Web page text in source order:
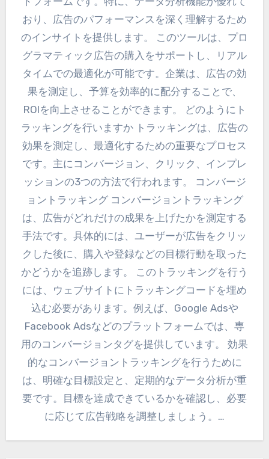
おり、広告のパフォーマンスを深く理解するため
のインサイトを提供します。 このツールは、プロ
グラマティック広告の購入をサポートし、リアル
タイムでの最適化が可能です。企業は、広告の効
果を測定し、予算を効率的に配分することで、
ROIを向上させることができます。 どのようにト
ラッキングを行いますか トラッキングは、広告の
効果を測定し、最適化するための重要なプロセス
です。主にコンバージョン、クリック、インプレ
ッションの3つの方法で行われます。 コンバージ
ョントラッキング コンバージョントラッキング
は、広告がどれだけの成果を上げたかを測定する
手法です。具体的には、ユーザーが広告をクリッ
クした後に、購入や登録などの目標行動を取った
かどうかを追跡します。 このトラッキングを行う
には、ウェブサイトにトラッキングコードを埋め
込む必要があります。例えば、Google Adsや
Facebook Adsなどのプラットフォームでは、専
用のコンバージョンタグを提供しています。 効果
的なコンバージョントラッキングを行うために
は、明確な目標設定と、定期的なデータ分析が重
要です。目標を達成できているかを確認し、必要
に応じて広告戦略を調整しましょう。…